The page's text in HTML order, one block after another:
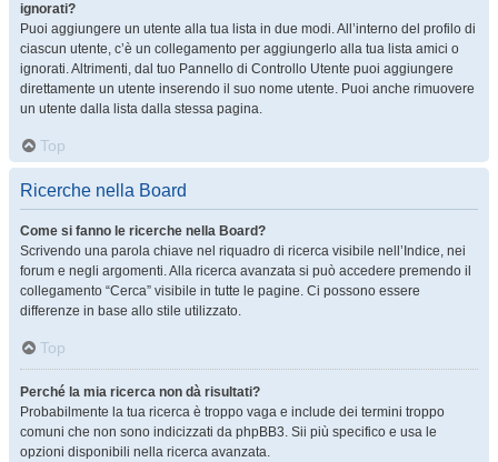
ignorati?
Puoi aggiungere un utente alla tua lista in due modi. All’interno del profilo di
ciascun utente, c’è un collegamento per aggiungerlo alla tua lista amici o
ignorati. Altrimenti, dal tuo Pannello di Controllo Utente puoi aggiungere
direttamente un utente inserendo il suo nome utente. Puoi anche rimuovere
un utente dalla lista dalla stessa pagina.
Top
Ricerche nella Board
Come si fanno le ricerche nella Board?
Scrivendo una parola chiave nel riquadro di ricerca visibile nell’Indice, nei
forum e negli argomenti. Alla ricerca avanzata si può accedere premendo il
collegamento “Cerca” visibile in tutte le pagine. Ci possono essere
differenze in base allo stile utilizzato.
Top
Perché la mia ricerca non dà risultati?
Probabilmente la tua ricerca è troppo vaga e include dei termini troppo
comuni che non sono indicizzati da phpBB3. Sii più specifico e usa le
opzioni disponibili nella ricerca avanzata.